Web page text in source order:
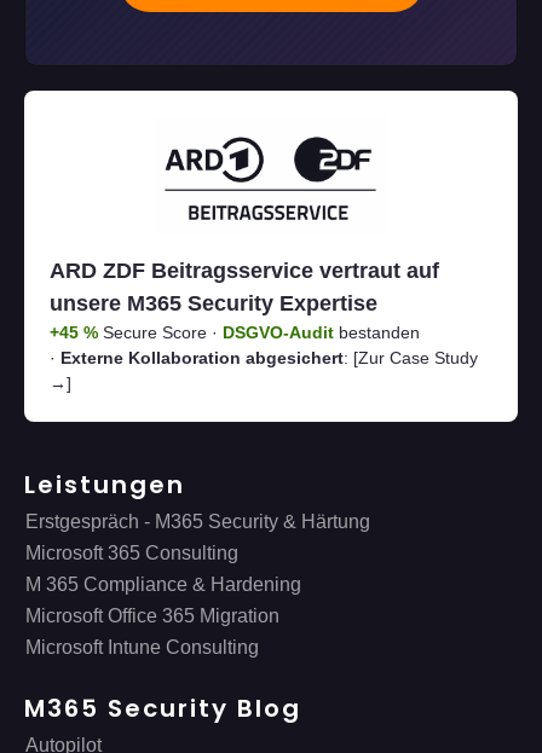
ARD ZDF Beitragsservice vertraut auf
unsere M365 Security Expertise
+45 % Secure Score · DSGVO-Audit bestanden
· Externe Kollaboration abgesichert: [Zur Case Study
→]
Leistungen
Erstgespräch - M365 Security & Härtung
Microsoft 365 Consulting
M 365 Compliance & Hardening
Microsoft Office 365 Migration
Microsoft Intune Consulting
M365 Security Blog
Autopilot